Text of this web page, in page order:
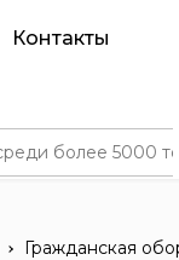
Контакты
Гражданская